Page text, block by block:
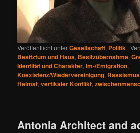
Veröffentlicht unterGesellschaft, Politik |
Besitztum und Haus, Besitzübernahme,
Identität und Charakter,Im-/Emigration,
Koexistenz/Wiedervereinigung,
Heimat,vertikaler Konflikt,
Antonia Architect and